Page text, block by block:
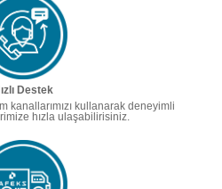
Destek
kanallarımızı kullanarak deneyimli
hızla ulaşabilirisiniz.